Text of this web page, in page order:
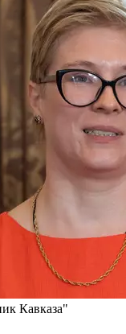
Кавказа"